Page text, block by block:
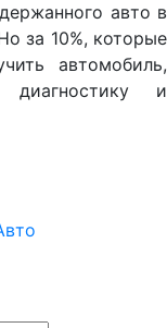
авто в
за 10%, которые
автомобиль,
и